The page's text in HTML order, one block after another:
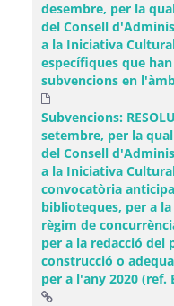
desembre, per la
del Consell
a la Iniciativa
específiques que
subvencions en
Subvencions:
setembre, per la
del Consell
a la Iniciativa
convocatòria
biblioteques, per a
règim de
per a la redacció del
construcció o
per a l'any 2020 (ref.